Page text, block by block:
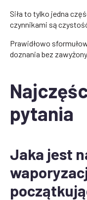
Siła to tylko jedna
czynnikami są
Prawidłowo
doznania bez
pytania
Jaka jest